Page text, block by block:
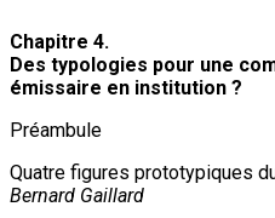
Chapitre 4.
Des typologies pour une
émissaire en institution ?
Préambule
Quatre figures prototypiques
Bernard Gaillard